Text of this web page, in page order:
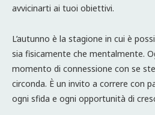
avvicinarti ai tuoi obiettivi.
L’autunno è la stagione in cui è
sia fisicamente che mentalmente.
momento di connessione con se
circonda. È un invito a correre con
ogni sfida e ogni opportunità di